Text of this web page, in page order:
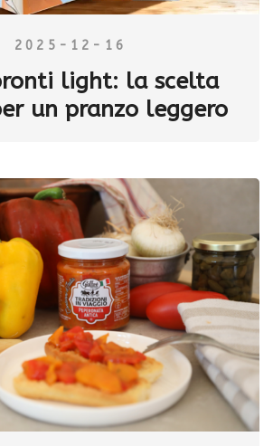
light: la scelta
un pranzo leggero
2025-12-16